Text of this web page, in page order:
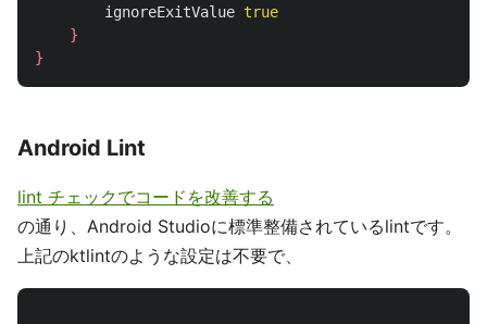
ignoreExitValue true
}
}
Android Lint
lint チェックでコードを改善する
の通り、Android Studioに標準整備されているlintです。
上記のktlintのような設定は不要で、